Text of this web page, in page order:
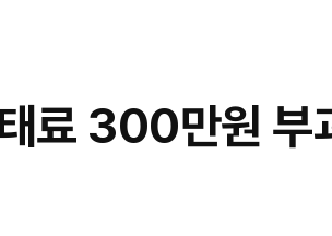
료 300만원